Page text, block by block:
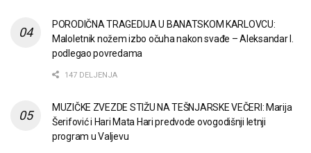
PORODIČNA TRAGEDIJA U BANATSKOM KARLOVCU:
Maloletnik nožem izbo očuha nakon svađe – Aleksandar I.
podlegao povredama
147 DELJENJA
MUZIČKE ZVEZDE STIŽU NA TEŠNJARSKE VEČERI: Marija
Šerifović i Hari Mata Hari predvode ovogodišnji letnji
program u Valjevu